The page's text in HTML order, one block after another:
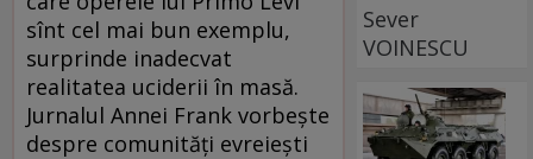
sînt cel mai bun exemplu,
surprinde inadecvat
realitatea uciderii în masă.
Jurnalul Annei Frank vorbeşte
despre comunităţi evreieşti
Sever
VOINESCU